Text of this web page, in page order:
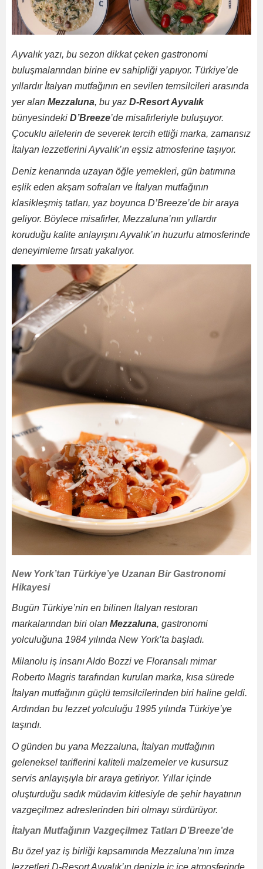
Ayvalık yazı, bu sezon dikkat çeken gastronomi
buluşmalarından birine ev sahipliği yapıyor. Türkiye’de
yıllardır İtalyan mutfağının en sevilen temsilcileri arasında
yer alan Mezzaluna, bu yaz D-Resort Ayvalık
bünyesindeki D’Breeze’de misafirleriyle buluşuyor.
Çocuklu ailelerin de severek tercih ettiği marka, zamansız
İtalyan lezzetlerini Ayvalık’ın eşsiz atmosferine taşıyor.
Deniz kenarında uzayan öğle yemekleri, gün batımına
eşlik eden akşam sofraları ve İtalyan mutfağının
klasikleşmiş tatları, yaz boyunca D’Breeze’de bir araya
geliyor. Böylece misafirler, Mezzaluna’nın yıllardır
koruduğu kalite anlayışını Ayvalık’ın huzurlu atmosferinde
deneyimleme fırsatı yakalıyor.
New York’tan Türkiye’ye Uzanan Bir Gastronomi
Hikayesi
Bugün Türkiye’nin en bilinen İtalyan restoran
markalarından biri olan Mezzaluna, gastronomi
yolculuğuna 1984 yılında New York’ta başladı.
Milanolu iş insanı Aldo Bozzi ve Floransalı mimar
Roberto Magris tarafından kurulan marka, kısa sürede
İtalyan mutfağının güçlü temsilcilerinden biri haline geldi.
Ardından bu lezzet yolculuğu 1995 yılında Türkiye’ye
taşındı.
O günden bu yana Mezzaluna, İtalyan mutfağının
geleneksel tariflerini kaliteli malzemeler ve kusursuz
servis anlayışıyla bir araya getiriyor. Yıllar içinde
oluşturduğu sadık müdavim kitlesiyle de şehir hayatının
vazgeçilmez adreslerinden biri olmayı sürdürüyor.
İtalyan Mutfağının Vazgeçilmez Tatları D’Breeze’de
Bu özel yaz iş birliği kapsamında Mezzaluna’nın imza